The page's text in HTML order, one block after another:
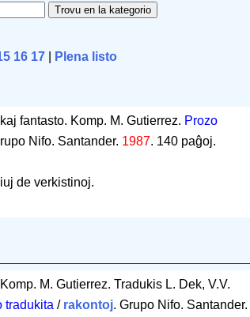
16 17 Plena listo
fantasto. Komp. M. Gutierrez. Prozo
Nifo. Santander. 1987. 140 paĝoj.
de verkistinoj.
M. Gutierrez. Tradukis L. Dek, V.V.
tradukita / rakontoj. Grupo Nifo. Santander.